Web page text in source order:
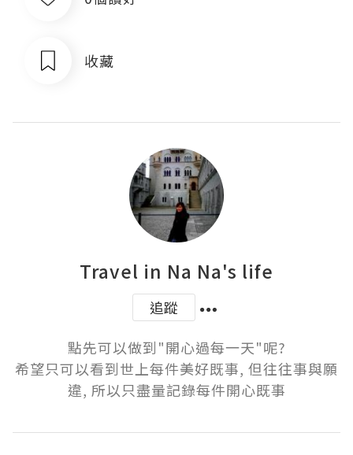
收藏
Travel in Na Na's life
追蹤
點先可以做到"開心過每一天"呢?
希望只可以看到世上每件美好既事, 但往往事與願
違, 所以只盡量記錄每件開心既事